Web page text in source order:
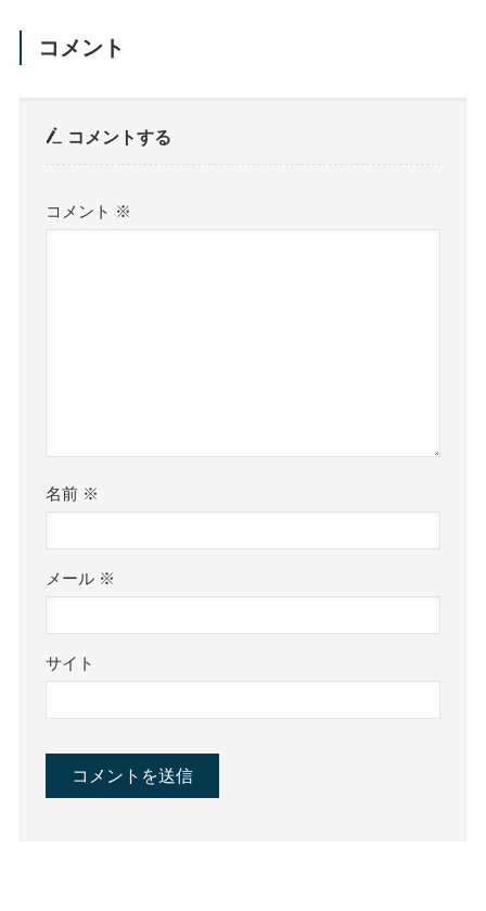
コメント
コメントする
コメント ※
名前 ※
メール ※
サイト